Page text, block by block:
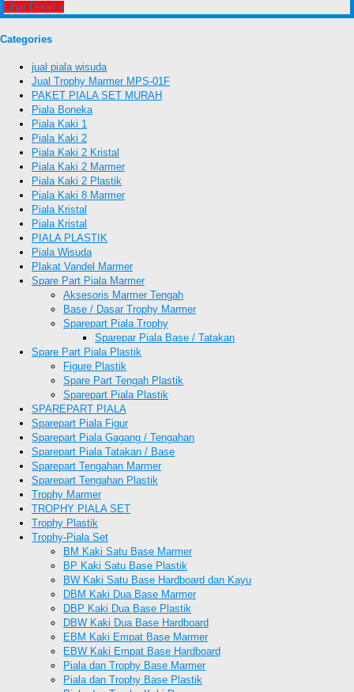
Lihat Detail »
Categories
jual piala wisuda
Jual Trophy Marmer MPS-01F
PAKET PIALA SET MURAH
Piala Boneka
Piala Kaki 1
Piala Kaki 2
Piala Kaki 2 Kristal
Piala Kaki 2 Marmer
Piala Kaki 2 Plastik
Piala Kaki 8 Marmer
Piala Kristal
Piala Kristal
PIALA PLASTIK
Piala Wisuda
Plakat Vandel Marmer
Spare Part Piala Marmer
Aksesoris Marmer Tengah
Base / Dasar Trophy Marmer
Sparepart Piala Trophy
Sparepar Piala Base / Tatakan
Spare Part Piala Plastik
Figure Plastik
Spare Part Tengah Plastik
Sparepart Piala Plastik
SPAREPART PIALA
Sparepart Piala Figur
Sparepart Piala Gagang / Tengahan
Sparepart Piala Tatakan / Base
Sparepart Tengahan Marmer
Sparepart Tengahan Plastik
Trophy Marmer
TROPHY PIALA SET
Trophy Plastik
Trophy-Piala Set
BM Kaki Satu Base Marmer
BP Kaki Satu Base Plastik
BW Kaki Satu Base Hardboard dan Kayu
DBM Kaki Dua Base Marmer
DBP Kaki Dua Base Plastik
DBW Kaki Dua Base Hardboard
EBM Kaki Empat Base Marmer
EBW Kaki Empat Base Hardboard
Piala dan Trophy Base Marmer
Piala dan Trophy Base Plastik